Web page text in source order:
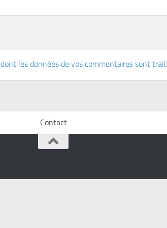
les données de vos commentaires sont
Contact